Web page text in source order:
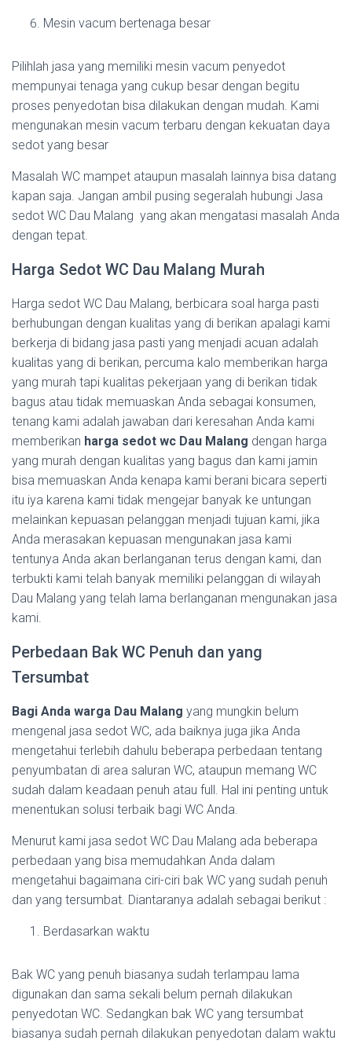
Mesin vacum bertenaga besar
Pilihlah jasa yang memiliki mesin vacum penyedot
mempunyai tenaga yang cukup besar dengan begitu
proses penyedotan bisa dilakukan dengan mudah. Kami
mengunakan mesin vacum terbaru dengan kekuatan daya
sedot yang besar
Masalah WC mampet ataupun masalah lainnya bisa datang
kapan saja. Jangan ambil pusing segeralah hubungi Jasa
sedot WC Dau Malang yang akan mengatasi masalah Anda
dengan tepat.
Harga Sedot WC Dau Malang Murah
Harga sedot WC Dau Malang, berbicara soal harga pasti
berhubungan dengan kualitas yang di berikan apalagi kami
berkerja di bidang jasa pasti yang menjadi acuan adalah
kualitas yang di berikan, percuma kalo memberikan harga
yang murah tapi kualitas pekerjaan yang di berikan tidak
bagus atau tidak memuaskan Anda sebagai konsumen,
tenang kami adalah jawaban dari keresahan Anda kami
memberikan harga sedot wc Dau Malang dengan harga
yang murah dengan kualitas yang bagus dan kami jamin
bisa memuaskan Anda kenapa kami berani bicara seperti
itu iya karena kami tidak mengejar banyak ke untungan
melainkan kepuasan pelanggan menjadi tujuan kami, jika
Anda merasakan kepuasan mengunakan jasa kami
tentunya Anda akan berlanganan terus dengan kami, dan
terbukti kami telah banyak memiliki pelanggan di wilayah
Dau Malang yang telah lama berlanganan mengunakan jasa
kami.
Perbedaan Bak WC Penuh dan yang
Tersumbat
Bagi Anda warga Dau Malang yang mungkin belum
mengenal jasa sedot WC, ada baiknya juga jika Anda
mengetahui terlebih dahulu beberapa perbedaan tentang
penyumbatan di area saluran WC, ataupun memang WC
sudah dalam keadaan penuh atau full. Hal ini penting untuk
menentukan solusi terbaik bagi WC Anda.
Menurut kami jasa sedot WC Dau Malang ada beberapa
perbedaan yang bisa memudahkan Anda dalam
mengetahui bagaimana ciri-ciri bak WC yang sudah penuh
dan yang tersumbat. Diantaranya adalah sebagai berikut :
Berdasarkan waktu
Bak WC yang penuh biasanya sudah terlampau lama
digunakan dan sama sekali belum pernah dilakukan
penyedotan WC. Sedangkan bak WC yang tersumbat
biasanya sudah pernah dilakukan penyedotan dalam waktu